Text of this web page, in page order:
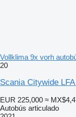
Vollklima 9x vorh
20
Scania Citywide
EUR 225,000 ≈
Autobús articulado